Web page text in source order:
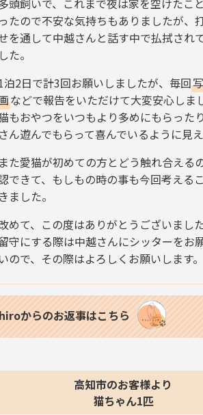
頭飼いで、これまで夜は家を空けたこ
ったので不安な気持ちもありましたが、
を通して中越さんと話す中で払拭され
した。
泊2日で計3回お願いしましたが、毎回
などで報告をいただけて大変安心しま
もおやつをいつもより多めにもらった
さん遊んでもらって喜んでいるように見え
また愛猫が初めての方とどう触れ合える
できて、もしもの時の事も今回考える
きました。
めて、この度はありがとうございまし
守にする際は中越さんにシッターをお
いので、その際はよろしくお願いします。
からのお返事はこちら
高知市のお客様より
猫ちゃん1匹